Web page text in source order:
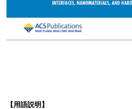
【用語説明】